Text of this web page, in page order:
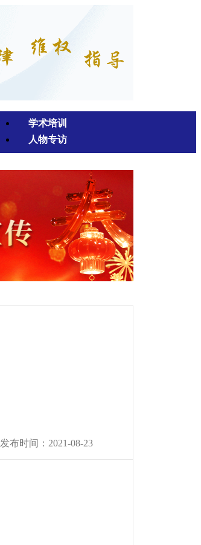
学术培训
人物专访
发布时间：2021-08-23